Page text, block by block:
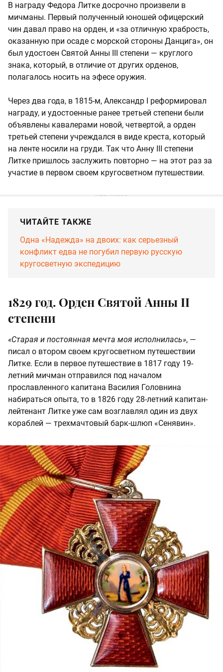
В награду Федора Литке досрочно произвели в
мичманы. Первый полученный юношей офицерский
чин давал право на орден, и «за отличную храбрость,
оказанную при осаде с морской стороны Данцига», он
был удостоен Святой Анны III степени — круглого
знака, который, в отличие от других орденов,
полагалось носить на эфесе оружия.
Через два года, в 1815-м, Александр I реформировал
награду, и удостоенные ранее третьей степени были
объявлены кавалерами новой, четвертой, а орден
третьей степени учреждался в виде креста, который
на ленте носили на груди. Так что Анну III степени
Литке пришлось заслужить повторно — на этот раз за
участие в первом своем кругосветном путешествии.
ЧИТАЙТЕ ТАКЖЕ
Одна «Надежда» на двоих: как серьезный
конфликт едва не погубил первую русскую
кругосветную экспедицию
1829 год. Орден Святой Анны II
степени
«Старая и постоянная мечта моя исполнилась», —
писал о втором своем кругосветном путешествии
Литке. Если в первое путешествие в 1817 году 19-
летний мичман отправился под началом
прославленного капитана Василия Головнина
набираться опыта, то в 1826 году 28-летний капитан-
лейтенант Литке уже сам возглавлял один из двух
кораблей — трехмачтовый барк-шлюп «Сенявин».